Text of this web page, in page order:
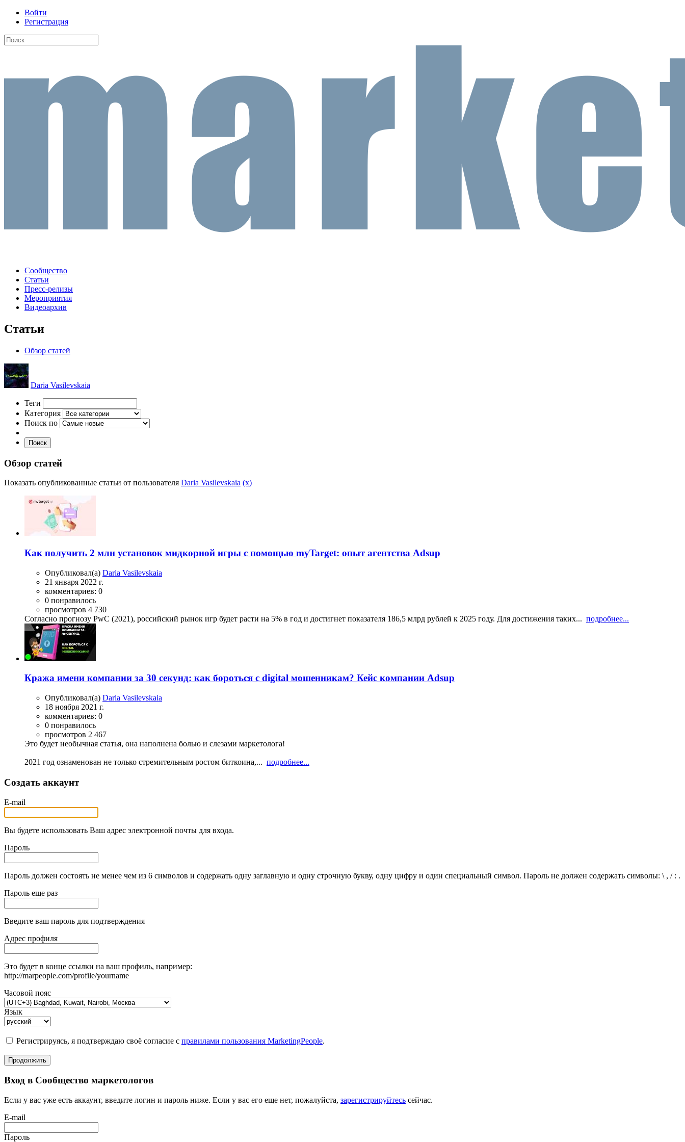
Войти
Регистрация
Сообщество
Статьи
Пресс-релизы
Мероприятия
Видеоархив
Статьи
Обзор статей
Daria Vasilevskaia
Теги
Категория
Поиск по
Поиск
Обзор статей
Показать опубликованные статьи от пользователя Daria Vasilevskaia (x)
Как получить 2 млн установок мидкорной игры с помощью myTarget: опыт агентства Adsup
Опубликовал(а) Daria Vasilevskaia
21 января 2022 г.
комментариев: 0
0 понравилось
просмотров 4 730
Согласно прогнозу PwC (2021), российский рынок игр будет расти на 5% в год и достигнет показателя 186,5 млрд рублей к 2025 году. Для достижения таких... подробнее...
Кража имени компании за 30 секунд: как бороться с digital мошенникам? Кейс компании Adsup
Опубликовал(а) Daria Vasilevskaia
18 ноября 2021 г.
комментариев: 0
0 понравилось
просмотров 2 467
Это будет необычная статья, она наполнена болью и слезами маркетолога!
2021 год ознаменован не только стремительным ростом биткоина,... подробнее...
Создать аккаунт
E-mail
Вы будете использовать Ваш адрес электронной почты для входа.
Пароль
Пароль должен состоять не менее чем из 6 символов и содержать одну заглавную и одну строчную букву, одну цифру и один специальный символ. Пароль не должен содержать символы: \ , / : .
Пароль еще раз
Введите ваш пароль для подтверждения
Адрес профиля
Это будет в конце ссылки на ваш профиль, например:
http://marpeople.com/profile/yourname
Часовой пояс
Язык
Регистрируясь, я подтверждаю своё согласие с правилами пользования MarketingPeople.
Продолжить
Вход в Сообщество маркетологов
Если у вас уже есть аккаунт, введите логин и пароль ниже. Если у вас его еще нет, пожалуйста, зарегистрируйтесь сейчас.
E-mail
Пароль